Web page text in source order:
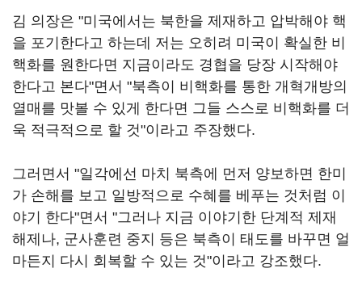
김 의장은 "미국에서는 북한을 제재하고 압박해야 핵
을 포기한다고 하는데 저는 오히려 미국이 확실한 비
핵화를 원한다면 지금이라도 경협을 당장 시작해야
한다고 본다"면서 "북측이 비핵화를 통한 개혁개방의
열매를 맛볼 수 있게 한다면 그들 스스로 비핵화를 더
욱 적극적으로 할 것"이라고 주장했다.
그러면서 "일각에선 마치 북측에 먼저 양보하면 한미
가 손해를 보고 일방적으로 수혜를 베푸는 것처럼 이
야기 한다"면서 "그러나 지금 이야기한 단계적 제재
해제나, 군사훈련 중지 등은 북측이 태도를 바꾸면 얼
마든지 다시 회복할 수 있는 것"이라고 강조했다.